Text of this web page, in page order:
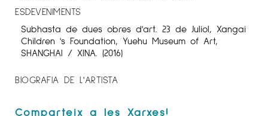
ESDEVENIMENTS
Subhasta de dues obres d'art. 23 de Juliol, Xangai
Children 's Foundation, Yuehu Museum of Art,
SHANGHAI / XINA. (2016)
BIOGRAFIA DE L'ARTISTA